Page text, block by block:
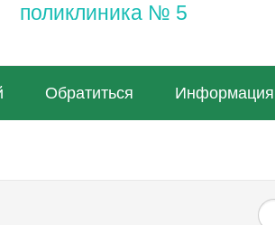
поликлиника № 5
Обратиться Информация